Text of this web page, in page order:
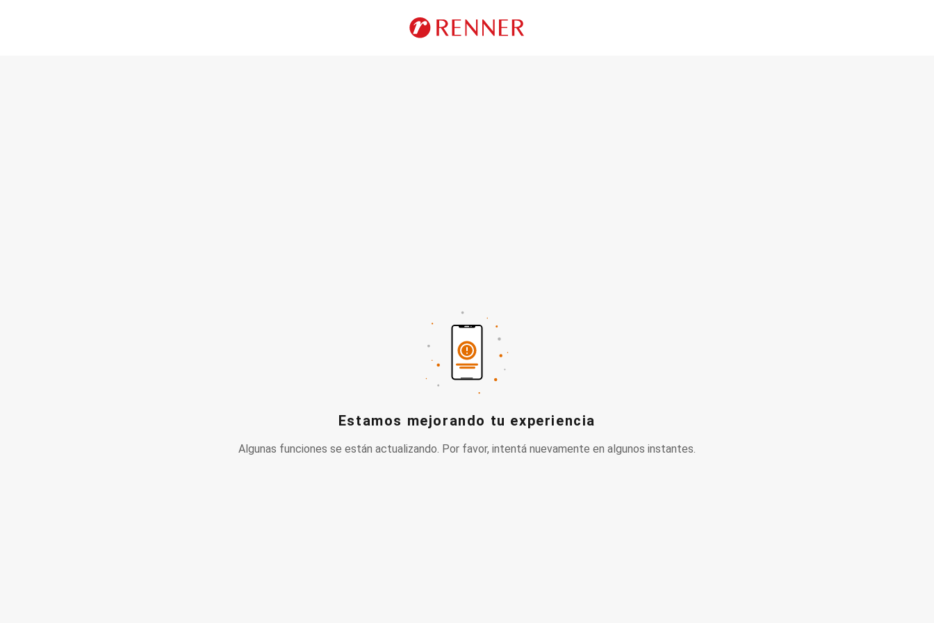
Estamos mejorando tu experiencia
Algunas funciones se están actualizando. Por favor, intentá nuevamente en algunos instantes.